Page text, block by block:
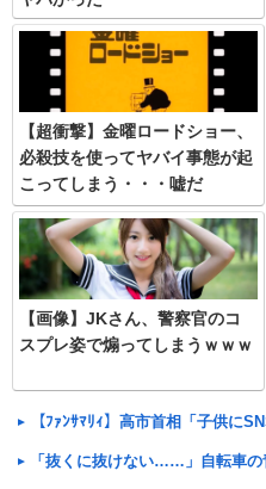
【超衝撃】金曜ロードショー、
必殺技を使ってヤバイ事態が起
こってしまう・・・嘘だ
ろ・・・
【画像】JKさん、警察官のコ
スプレ姿で煽ってしまうｗｗｗ
【ﾌｧﾝｻﾏﾘｨ】高市首相「子供にSNSは早いわ」SNS
「抜くに抜けない……」自転車の